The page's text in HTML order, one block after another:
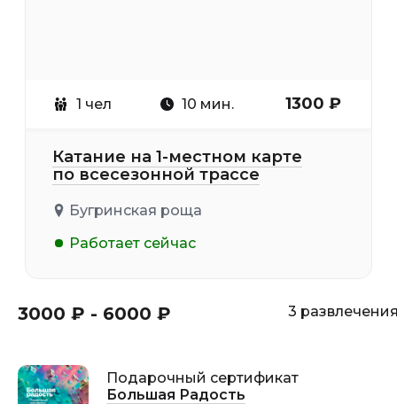
1 чел 10 мин. 1300 ₽
Катание на 1-местном карте
по всесезонной трассе
Бугринская роща
Работает сейчас
3000 ₽ - 6000 ₽ 3
Подарочный сертификат
Большая Радость